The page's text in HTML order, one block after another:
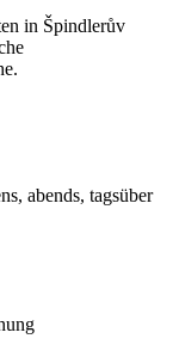
in Špindlerův
abends, tagsüber